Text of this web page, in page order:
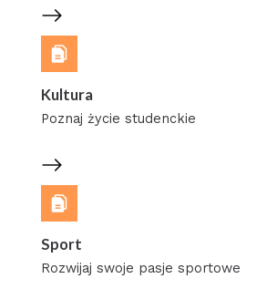
Kultura
Poznaj życie studenckie
Sport
Rozwijaj swoje pasje sportowe